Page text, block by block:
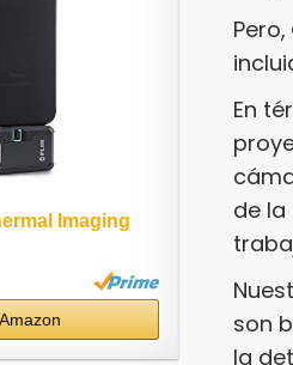
Imaging
Pero,
En
de
son
la